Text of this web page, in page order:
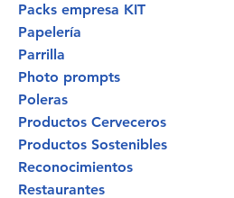
Packs empresa KIT
Papelería
Parrilla
Photo prompts
Poleras
Productos Cerveceros
Productos Sostenibles
Reconocimientos
Restaurantes